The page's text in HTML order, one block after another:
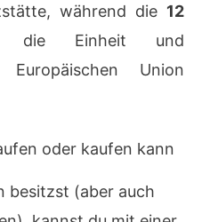
während die 12
Einheit und
Europäischen Union
oder kaufen kann
besitzst (aber auch